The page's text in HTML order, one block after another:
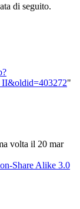
di seguito.
"
volta il 20 mar
Share Alike 3.0